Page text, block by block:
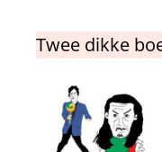
Twee dikke